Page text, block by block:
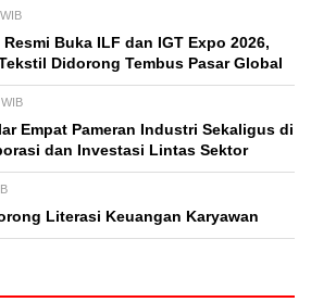
Buka ILF dan IGT Expo 2026,
Didorong Tembus Pasar Global
Empat Pameran Industri Sekaligus di
dan Investasi Lintas Sektor
Literasi Keuangan Karyawan